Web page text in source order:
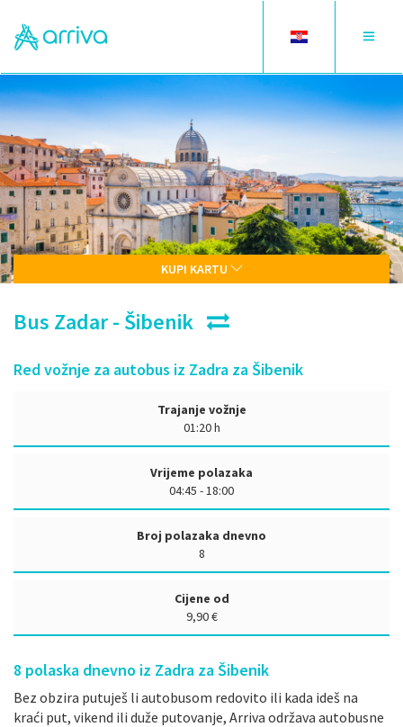
Toggle
Toggle
KUPI KARTU
Bus Zadar - Šibenik
Red vožnje za autobus iz Zadra za Šibenik
Trajanje vožnje
01:20 h
Vrijeme polazaka
04:45 - 18:00
Broj polazaka dnevno
8
Cijene od
9,90 €
8 polaska dnevno iz Zadra za Šibenik
Bez obzira putuješ li autobusom redovito ili kada ideš na
kraći put, vikend ili duže putovanje, Arriva održava autobusne